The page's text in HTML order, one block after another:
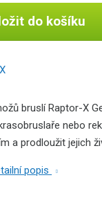
do košíku
bruslí Raptor-X
nebo
a prodloužit jejich
popis